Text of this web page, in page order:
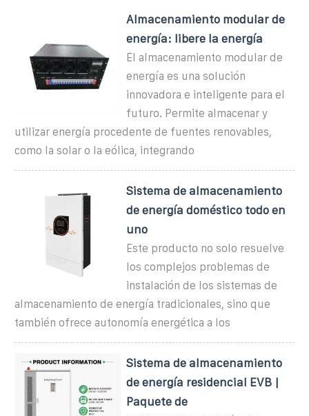
Almacenamiento modular de
energía: libere la energía
El almacenamiento modular de
energía es una solución
innovadora e inteligente para el
futuro. Permite almacenar y
utilizar energía procedente de fuentes renovables,
como la solar o la eólica, integrando
Sistema de almacenamiento
de energía doméstico todo en
uno
Este producto no solo resuelve
los complejos problemas de
instalación de los sistemas de
almacenamiento de energía tradicionales, sino que
también ofrece autonomía energética a los
Sistema de almacenamiento
de energía residencial EVB |
Paquete de